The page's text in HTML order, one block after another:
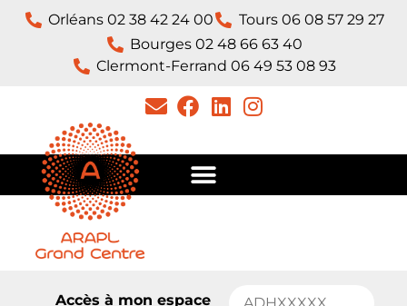
Orléans 02 38 42 24 00
Tours 06 08 57 29 27
Bourges 02 48 66 63 40
Clermont-Ferrand 06 49 53 08 93​
Accès à mon espace